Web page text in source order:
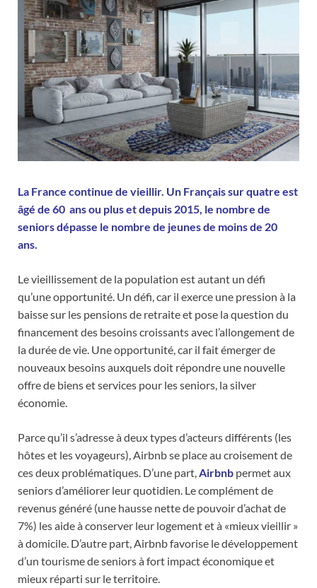
La France continue de vieillir. Un Français sur quatre est
âgé de 60 ans ou plus et depuis 2015, le nombre de
seniors dépasse le nombre de jeunes de moins de 20
ans.
Le vieillissement de la population est autant un défi
qu’une opportunité. Un défi, car il exerce une pression à la
baisse sur les pensions de retraite et pose la question du
financement des besoins croissants avec l’allongement de
la durée de vie. Une opportunité, car il fait émerger de
nouveaux besoins auxquels doit répondre une nouvelle
offre de biens et services pour les seniors, la silver
économie.
Parce qu’il s’adresse à deux types d’acteurs différents (les
hôtes et les voyageurs), Airbnb se place au croisement de
ces deux problématiques. D’une part,Airbnb permet aux
seniors d’améliorer leur quotidien. Le complément de
revenus généré (une hausse nette de pouvoir d’achat de
7%) les aide à conserver leur logement et à «mieux vieillir »
à domicile. D’autre part, Airbnb favorise le développement
d’un tourisme de seniors à fort impact économique et
mieux réparti sur le territoire.